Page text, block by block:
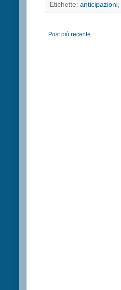
Etichette: anticipazioni,
Post più recente